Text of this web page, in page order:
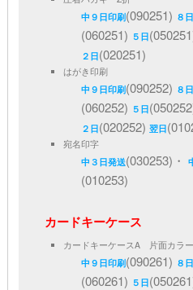
中９日印刷(090251) ８日
(060251) ５日
２日(020251)
はがき印刷
中９日印刷(090252) ８日
(060252) ５日
２日(020252)翌日
宛名印字
中３日発送(030253)・
(010253)
カードキーケース
カードキーケースA 片面カラ
中９日印刷(090261) ８日
(060261) ５日